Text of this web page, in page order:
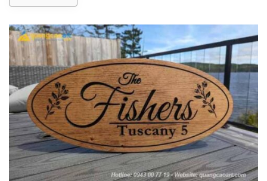
Làm bảng hiệu gỗ tại
Nghệ An
tóc Thuận An
Thi công
cáo Vinh
Làm biển
Nghệ An giá